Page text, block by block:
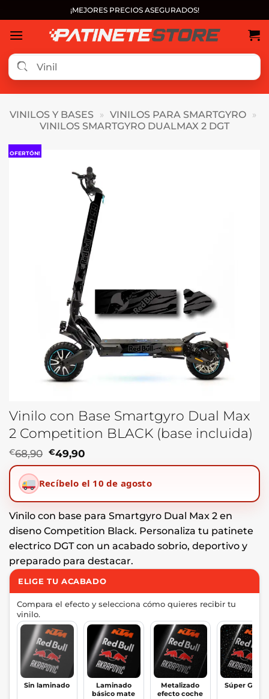
al
contenido
¡MEJORES PRECIOS ASEGURADOS!
VINILOS Y BASES » VINILOS PARA SMARTGYRO »
VINILOS SMARTGYRO DUALMAX 2 DGT
OFERTÓN!
Vinilo con Base Smartgyro Dual Max
2 Competition BLACK (base incluida)
€68,90 El
precio
era:
€49,90
precio
es:
Recíbelo el 10 de agosto
Vinilo con base para Smartgyro Dual Max 2 en
diseno Competition Black. Personaliza tu patinete
electrico DGT con un acabado sobrio, deportivo y
preparado para destacar.
ELIGE TU ACABADO
Compara el efecto y selecciona cómo quieres recibir tu
vinilo.
Sin laminado
Laminado
básico mate
Metalizado
efecto coche
Súper Glitter